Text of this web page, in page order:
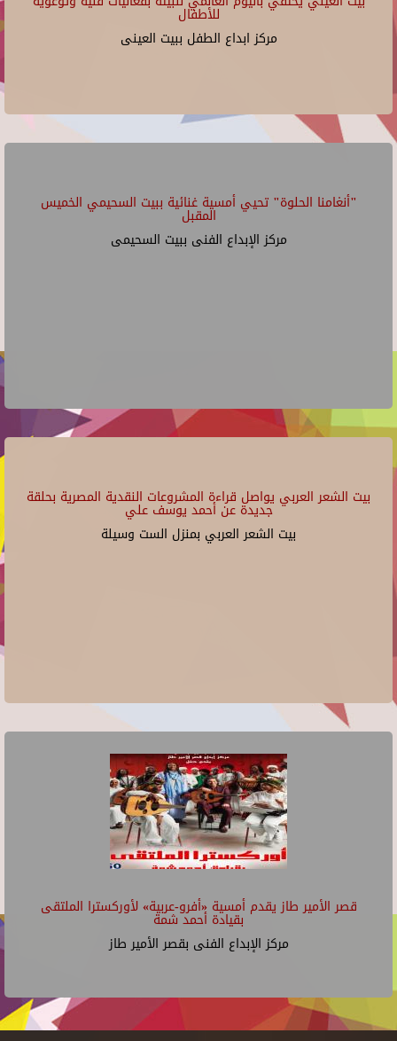
للأطفال
مركز ابداع الطفل ببيت العينى
"أنغامنا الحلوة" تحيي أمسية غنائية ببيت السحيمي الخميس
المقبل
مركز الإبداع الفنى ببيت السحيمى
بيت الشعر العربي يواصل قراءة المشروعات النقدية المصرية بحلقة
جديدة عن أحمد يوسف علي
بيت الشعر العربي بمنزل الست وسيلة
قصر الأمير طاز يقدم أمسية «أفرو-عربية» لأوركسترا الملتقى
بقيادة أحمد شمة
مركز الإبداع الفنى بقصر الأمير طاز